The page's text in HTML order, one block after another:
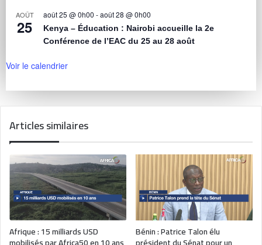
AOÛT
25
août 25 @ 0h00 -août 28 @ 0h00
Kenya – Éducation : Nairobi accueille la 2e
Conférence de l’EAC du 25 au 28 août
Voir le calendrier
Articles similaires
Afrique : 15 milliards USD Bénin : Patrice Talon élu